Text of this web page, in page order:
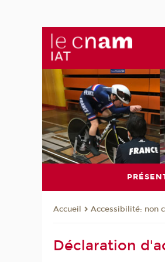
Accueil Accessibilité: non
Déclaration